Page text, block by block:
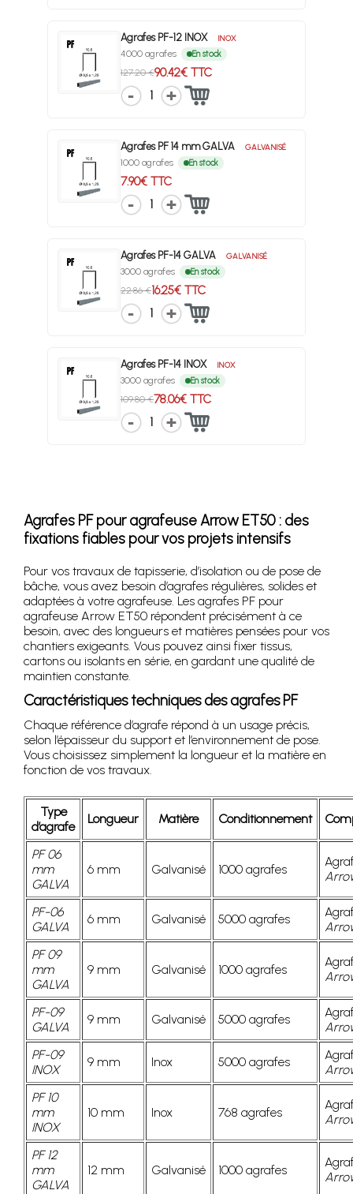
Agrafes PF-12 INOX INOX
4000 agrafes En stock
127.20 €90.42€ TTC
1
Agrafes PF 14 mm GALVA GALVANISÉ
1000 agrafes En stock
7.90€ TTC
1
Agrafes PF-14 GALVA GALVANISÉ
3000 agrafes En stock
22.86 €16.25€ TTC
1
Agrafes PF-14 INOX INOX
3000 agrafes En stock
109.80 €78.06€ TTC
1
Agrafes PF pour agrafeuse Arrow ET50 : des
fixations fiables pour vos projets intensifs
Pour vos travaux de tapisserie, d’isolation ou de pose de
bâche, vous avez besoin d’agrafes régulières, solides et
adaptées à votre agrafeuse. Les agrafes PF pour
agrafeuse Arrow ET50 répondent précisément à ce
besoin, avec des longueurs et matières pensées pour vos
chantiers exigeants. Vous pouvez ainsi fixer tissus,
cartons ou isolants en série, en gardant une qualité de
maintien constante.
Caractéristiques techniques des agrafes PF
Chaque référence d’agrafe répond à un usage précis,
selon l’épaisseur du support et l’environnement de pose.
Vous choisissez simplement la longueur et la matière en
fonction de vos travaux.
Type
d’agrafe
Longueur Matière Conditionnement
PF 06
mm
GALVA
6 mm Galvanisé 1000 agrafes
PF-06
GALVA
6 mm Galvanisé 5000 agrafes
PF 09
mm
GALVA
9 mm Galvanisé 1000 agrafes
PF-09
GALVA
9 mm Galvanisé 5000 agrafes
PF-09
INOX
9 mm Inox 5000 agrafes
PF 10
mm
INOX
10 mm Inox 768 agrafes
PF 12
mm
GALVA
12 mm Galvanisé 1000 agrafes